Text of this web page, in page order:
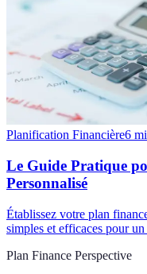
Planification Financière6
Le Guide Pratique
Personnalisé
Établissez votre plan
simples et efficaces pour
Plan Finance Perspective